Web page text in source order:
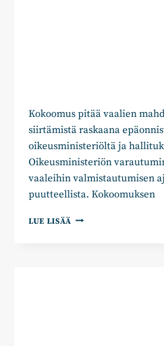
Kokoomus pitää vaalien
siirtämistä raskaana
oikeusministeriöltä ja
Oikeusministeriön
vaaleihin valmistautumisen
puutteellista. Kokoomuksen
LUE LISÄÄ KOKOOMUS: